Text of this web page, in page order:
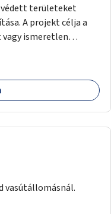
védett területeket
A projekt célja a
ismeretlen
pedig helyszíni
hulladékgyűjtők,
vasútállomásnál.